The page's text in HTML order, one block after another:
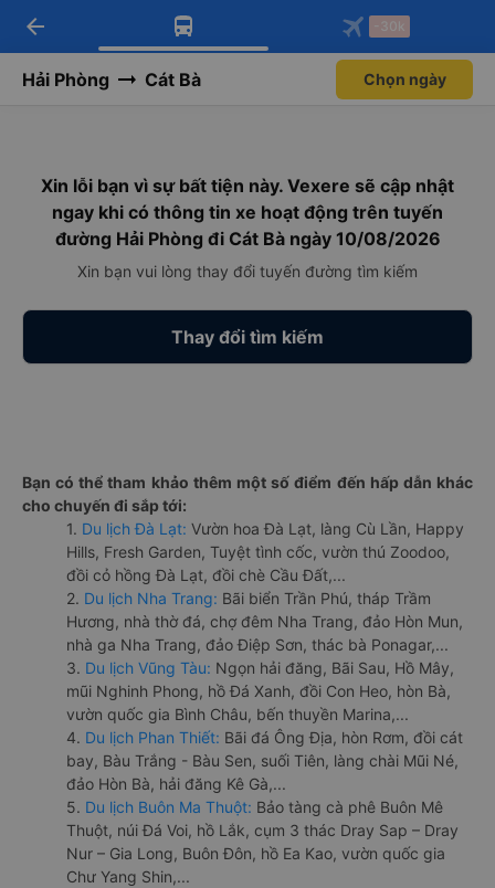
Tải app Vexere ngay!
Nhận ưu đãi thành viên độc
Mở app
Tải app Vexere
-30k/ghế khi đặt vé máy bay qua
Mở app
arrow_back -30k
Hải Phòng Cát Bà Chọn ngày
Xin lỗi bạn vì sự bất tiện này. Vexere sẽ cập nhật
ngay khi có thông tin xe hoạt động trên tuyến
đường Hải Phòng đi Cát Bà ngày 10/08/2026
Xin bạn vui lòng thay đổi tuyến đường tìm kiếm
Thay đổi tìm kiếm
Bạn có thể tham khảo thêm một số điểm đến hấp dẫn khác
cho chuyến đi sắp tới:
1. Du lịch Đà Lạt: Vườn hoa Đà Lạt, làng Cù Lần, Happy
Hills, Fresh Garden, Tuyệt tình cốc, vườn thú Zoodoo,
đồi cỏ hồng Đà Lạt, đồi chè Cầu Đất,...
2. Du lịch Nha Trang: Bãi biển Trần Phú, tháp Trầm
Hương, nhà thờ đá, chợ đêm Nha Trang, đảo Hòn Mun,
nhà ga Nha Trang, đảo Điệp Sơn, thác bà Ponagar,...
3. Du lịch Vũng Tàu: Ngọn hải đăng, Bãi Sau, Hồ Mây,
mũi Nghinh Phong, hồ Đá Xanh, đồi Con Heo, hòn Bà,
vườn quốc gia Bình Châu, bến thuyền Marina,...
4. Du lịch Phan Thiết: Bãi đá Ông Địa, hòn Rơm, đồi cát
bay, Bàu Trắng - Bàu Sen, suối Tiên, làng chài Mũi Né,
đảo Hòn Bà, hải đăng Kê Gà,...
5. Du lịch Buôn Ma Thuột: Bảo tàng cà phê Buôn Mê
Thuột, núi Đá Voi, hồ Lắk, cụm 3 thác Dray Sap – Dray
Nur – Gia Long, Buôn Đôn, hồ Ea Kao, vườn quốc gia
Chư Yang Shin,...